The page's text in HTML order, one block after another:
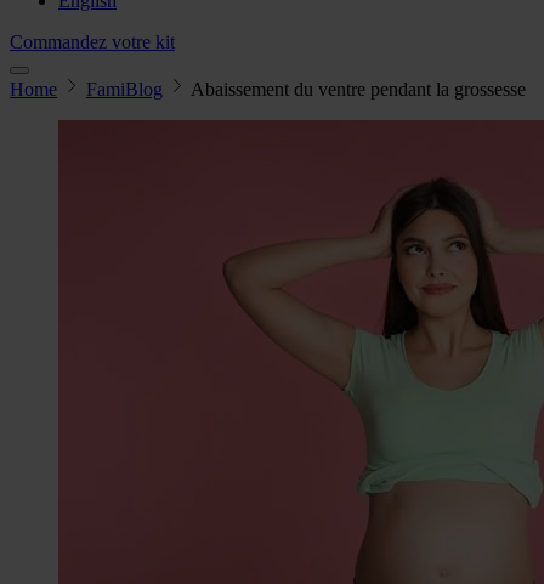
Commandez votre kit
Home FamiBlog Abaissement du ventre pendant la grossesse